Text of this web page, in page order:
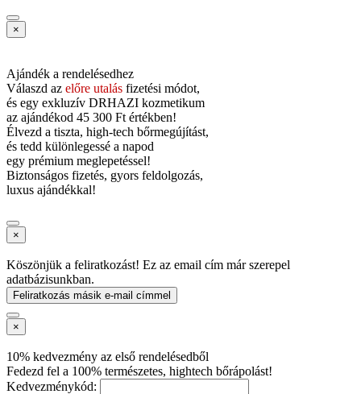
×
Ajándék a rendelésedhez
Válaszd az előre utalás fizetési módot,
és egy exkluzív DRHAZI kozmetikum
az ajándékod 45 300 Ft értékben!
Élvezd a tiszta, high-tech bőrmegújítást,
és tedd különlegessé a napod
egy prémium meglepetéssel!
Biztonságos fizetés, gyors feldolgozás,
luxus ajándékkal!
×
Köszönjük a feliratkozást! Ez az email cím már szerepel
adatbázisunkban.
Feliratkozás másik e-mail címmel
×
10% kedvezmény az első rendelésedből
Fedezd fel a 100% természetes, hightech bőrápolást!
Kedvezménykód: